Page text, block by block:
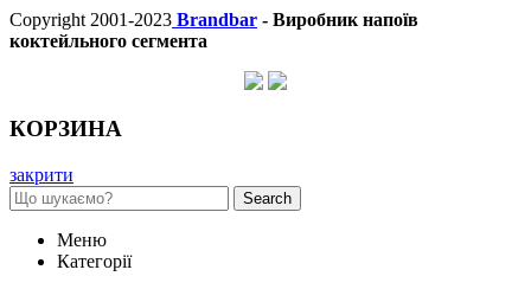
Copyright 2001-2023 Brandbar - Виробник напоїв
коктейльного сегмента
КОРЗИНА
закрити
Search
Меню
Категорії